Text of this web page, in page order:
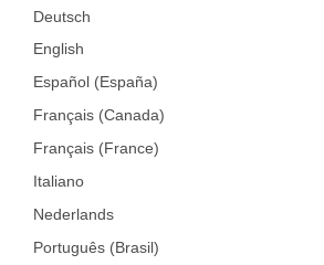
Deutsch
English
Español (España)
Français (Canada)
Français (France)
Italiano
Nederlands
Português (Brasil)